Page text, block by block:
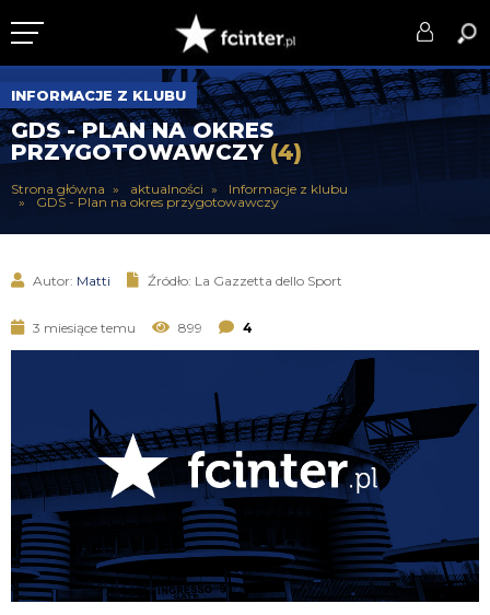
KLUB
DRUŻYNA
SERIE A
PUCHARY
DLA TIFOSICH
SERWIS
INFORMACJE Z KLUBU
GDS - PLAN NA OKRES
PRZYGOTOWAWCZY (4)
Strona główna aktualności
Informacje z klubu
GDS - Plan na okres przygotowawczy
Autor: Matti Źródło: La Gazzetta dello Sport
3 miesiące temu 899 4